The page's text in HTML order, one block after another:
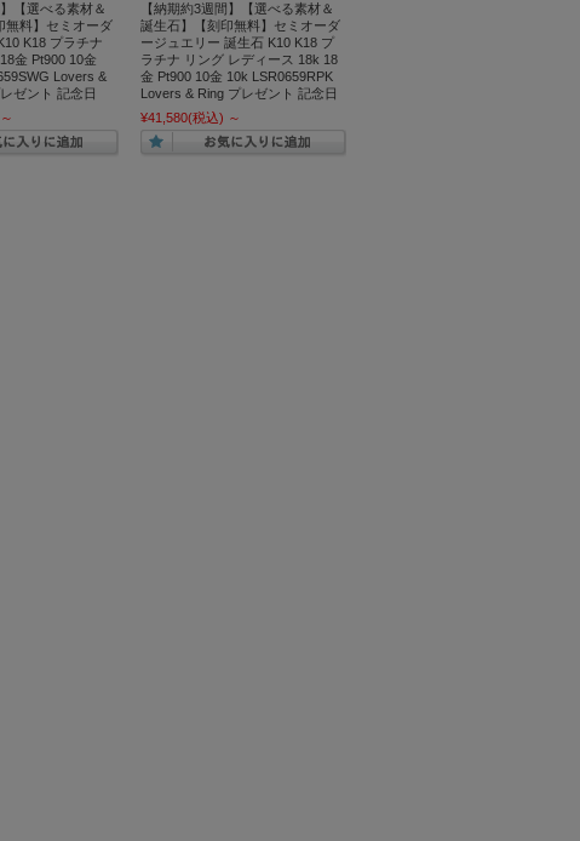
【選べる素材＆
無料】セミオーダ
K18 プラチナ
金 Pt900 10金
Lovers &
ゼント 記念日
～
【納期約3週間】【選べる素材＆
誕生石】【刻印無料】セミオーダ
ージュエリー 誕生石 K10 K18 プ
ラチナ リング レディース 18k 18
金 Pt900 10金 10k LSR0659RPK
Lovers & Ring プレゼント 記念日
¥41,580(税込) ～